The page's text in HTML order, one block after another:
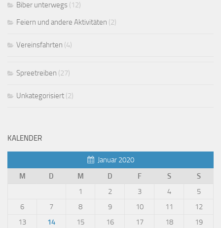
Biber unterwegs (12)
Feiern und andere Aktivitäten (2)
Vereinsfahrten (4)
Spreetreiben (27)
Unkategorisiert (2)
KALENDER
Januar 2020
M
D M D F S S
1 2 3 4
5
6
7 8 9 10 11
12
13
14 15 16 17 18
19